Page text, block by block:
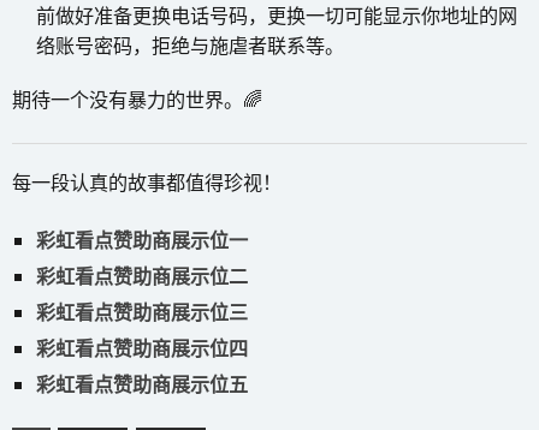
前做好准备更换电话号码，更换一切可能显示你地址的网
络账号密码，拒绝与施虐者联系等。
期待一个没有暴力的世界。🌈
每一段认真的故事都值得珍视！
彩虹看点赞助商展示位一
彩虹看点赞助商展示位二
彩虹看点赞助商展示位三
彩虹看点赞助商展示位四
彩虹看点赞助商展示位五